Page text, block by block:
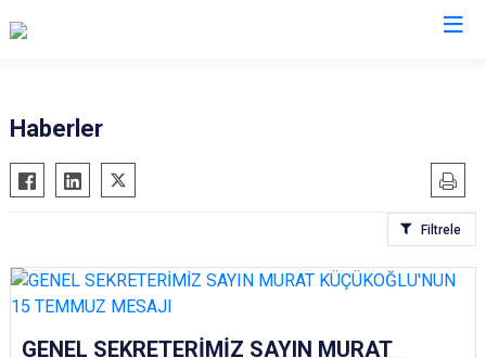
Haberler
Filtrele
GENEL SEKRETERİMİZ SAYIN MURAT